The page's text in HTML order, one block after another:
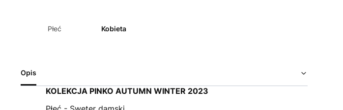
Płeć Kobieta
Opis
KOLEKCJA PINKO AUTUMN WINTER 2023